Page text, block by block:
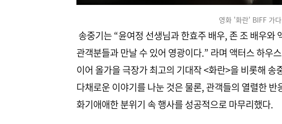
영화 '화란' BIFF 가다
송중기는 “윤여정 선생님과 한효주 배우, 존 조 배우와
관객분들과 만날 수 있어 영광이다.” 라며 액터스 하우
이어 올가을 극장가 최고의 기대작 <화란>을 비롯해
다채로운 이야기를 나눈 것은 물론, 관객들의 열렬한
화기애애한 분위기 속 행사를 성공적으로 마무리했다.